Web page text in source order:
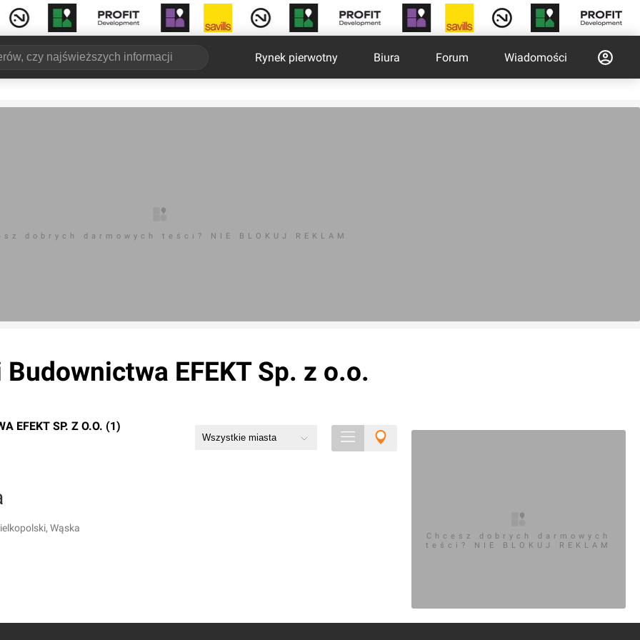
Rynek pierwotny Biura Forum Wiadomości
dobrych darmowych teści? NIE BLOKUJ REKLAM
EFEKT Sp. z o.o.
EFEKT SP. Z O.O. (1)
Wąska
Chcesz dobrych darmowych
teści? NIE BLOKUJ REKLAM